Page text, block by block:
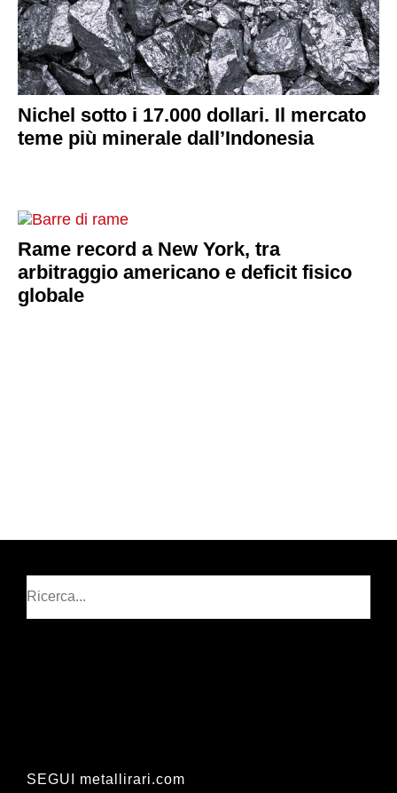
Nichel sotto i 17.000 dollari. Il mercato
teme più minerale dall’Indonesia
Rame record a New York, tra
arbitraggio americano e deficit fisico
globale
SEGUI metallirari.com